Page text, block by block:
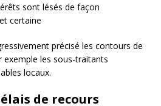
sont lésés de façon
certaine
précisé les contours de
les sous-traitants
locaux.
de recours